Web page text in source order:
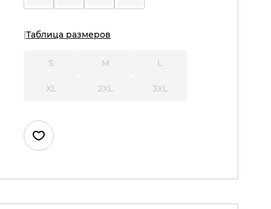
Таблица размеров
S M L
XL 2XL 3XL